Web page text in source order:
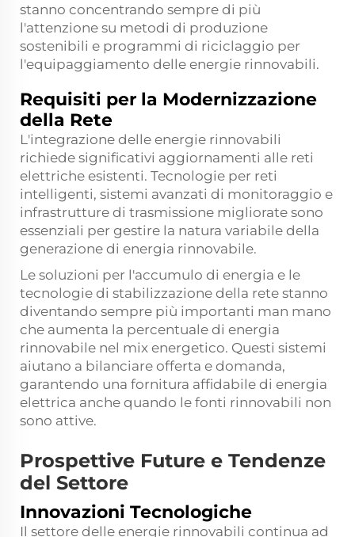
stanno concentrando sempre di più
l'attenzione su metodi di produzione
sostenibili e programmi di riciclaggio per
l'equipaggiamento delle energie rinnovabili.
Requisiti per la Modernizzazione
della Rete
L'integrazione delle energie rinnovabili
richiede significativi aggiornamenti alle reti
elettriche esistenti. Tecnologie per reti
intelligenti, sistemi avanzati di monitoraggio e
infrastrutture di trasmissione migliorate sono
essenziali per gestire la natura variabile della
generazione di energia rinnovabile.
Le soluzioni per l'accumulo di energia e le
tecnologie di stabilizzazione della rete stanno
diventando sempre più importanti man mano
che aumenta la percentuale di energia
rinnovabile nel mix energetico. Questi sistemi
aiutano a bilanciare offerta e domanda,
garantendo una fornitura affidabile di energia
elettrica anche quando le fonti rinnovabili non
sono attive.
Prospettive Future e Tendenze
del Settore
Innovazioni Tecnologiche
Il settore delle energie rinnovabili continua ad